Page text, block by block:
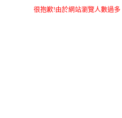
很抱歉!由於網站瀏覽人數過